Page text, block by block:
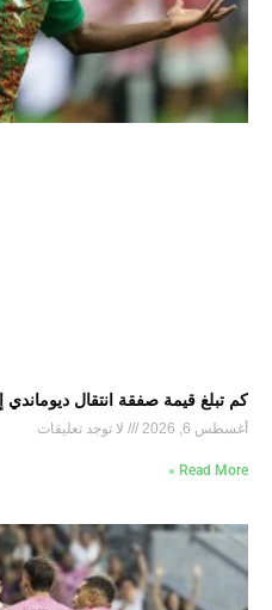
كم تبلغ قيمة صفقة انتقال ديوماندي
أغسطس 6, 2026 لا توجد تعليقات
Read More »